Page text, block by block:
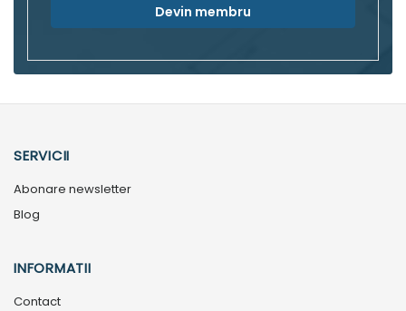
Devin membru
SERVICII
Abonare newsletter
Blog
INFORMATII
Contact